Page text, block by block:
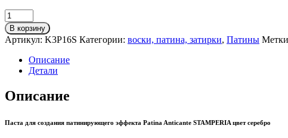
Количество
товара
Паста
для
создания
патинирующего
эффекта
Patina
Anticante
цвет
В корзину
Артикул: K3P16S Категории: воски, патина, затирки, Патины
Описание
Детали
Описание
Паста для создания патинирующего эффекта Patina Anticante STAMPERIA цвет серебро